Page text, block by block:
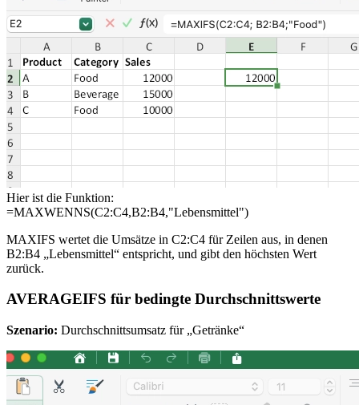
Hier ist die Funktion:
=MAXWENNS(C2:C4,B2:B4,"Lebensmittel")
MAXIFS wertet die Umsätze in C2:C4 für Zeilen aus, in denen
B2:B4 „Lebensmittel“ entspricht, und gibt den höchsten Wert
zurück.
AVERAGEIFS für bedingte Durchschnittswerte
Szenario: Durchschnittsumsatz für „Getränke“